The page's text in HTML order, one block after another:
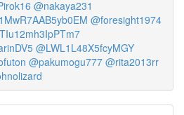
@nakaya231
@foresight1974
@LWL1L48X5fcyMGY
@pakumogu777 @rita2013rr